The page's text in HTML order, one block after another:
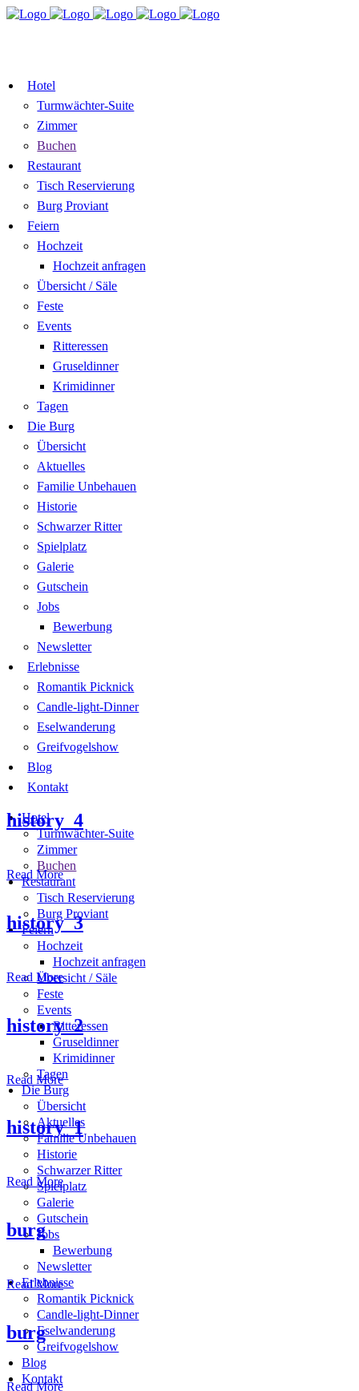
Hotel
Turmwächter-Suite
Zimmer
Buchen
Restaurant
Tisch Reservierung
Burg Proviant
Feiern
Hochzeit
Hochzeit anfragen
Übersicht / Säle
Feste
Events
Ritteressen
Gruseldinner
Krimidinner
Tagen
Die Burg
Übersicht
Aktuelles
Familie Unbehauen
Historie
Schwarzer Ritter
Spielplatz
Galerie
Gutschein
Jobs
Bewerbung
Newsletter
Erlebnisse
Romantik Picknick
Candle-light-Dinner
Eselwanderung
Greifvogelshow
Blog
Kontakt
Hotel
Turmwächter-Suite
Zimmer
Buchen
Restaurant
Tisch Reservierung
Burg Proviant
Feiern
Hochzeit
Hochzeit anfragen
Übersicht / Säle
Feste
Events
Ritteressen
Gruseldinner
Krimidinner
Tagen
Die Burg
Übersicht
Aktuelles
Familie Unbehauen
Historie
Schwarzer Ritter
Spielplatz
Galerie
Gutschein
Jobs
Bewerbung
Newsletter
Erlebnisse
Romantik Picknick
Candle-light-Dinner
Eselwanderung
Greifvogelshow
Blog
Kontakt
history_4
Read More
history_3
Read More
history_2
Read More
history_1
Read More
burg
Read More
burg
Read More